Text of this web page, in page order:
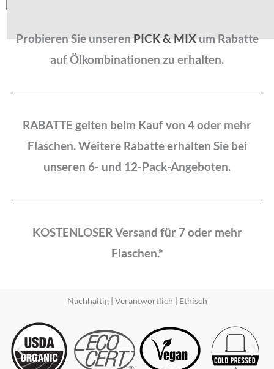
Probieren Sie unserenPICK & MIXum Rabatte
auf Ölkombinationen zu erhalten.
RABATTE gelten beim Kauf von 4 oder mehr
Flaschen. Weitere Rabatte erhalten Sie bei
unseren 6- und 12-Pack-Angeboten.
KOSTENLOSER Versand für 7 oder mehr
Flaschen.*
Nachhaltig | Verantwortlich | Ethisch